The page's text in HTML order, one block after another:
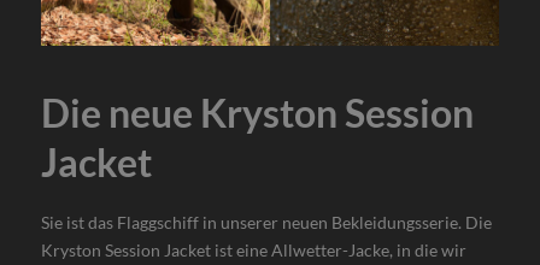
Die neue Kryston Session
Jacket
Sie ist das Flaggschiff in unserer neuen Bekleidungsserie. Die
Kryston Session Jacket ist eine Allwetter-Jacke, in die wir